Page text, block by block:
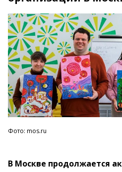
Фото: mos.ru
В Москве продолжается